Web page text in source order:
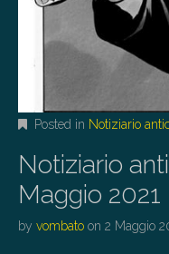
Posted in Notiziario
Notiziario
Maggio 2021
by vombato on 2 Maggio